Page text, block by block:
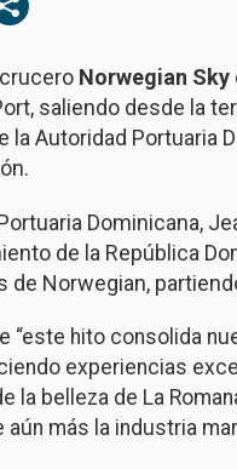
Norwegian Sky
saliendo desde la
la Autoridad Portuaria
Dominicana,
de la República
Norwegian,
“este hito consolida
experiencias
la belleza de La
más la industria